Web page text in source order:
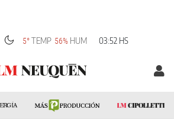
5°TEMP 56% HUM 03:52 HS